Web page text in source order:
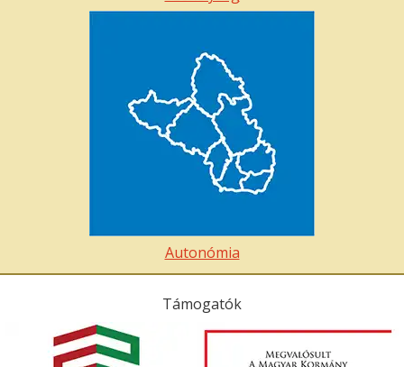
Autonómia
Támogatók